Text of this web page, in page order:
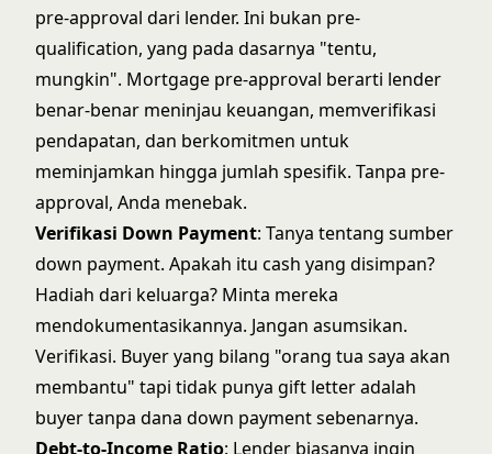
pre-approval dari lender. Ini bukan pre-
qualification, yang pada dasarnya "tentu,
mungkin". Mortgage pre-approval berarti lender
benar-benar meninjau keuangan, memverifikasi
pendapatan, dan berkomitmen untuk
meminjamkan hingga jumlah spesifik. Tanpa pre-
approval, Anda menebak.
Verifikasi Down Payment: Tanya tentang sumber
down payment. Apakah itu cash yang disimpan?
Hadiah dari keluarga? Minta mereka
mendokumentasikannya. Jangan asumsikan.
Verifikasi. Buyer yang bilang "orang tua saya akan
membantu" tapi tidak punya gift letter adalah
buyer tanpa dana down payment sebenarnya.
Debt-to-Income Ratio: Lender biasanya ingin